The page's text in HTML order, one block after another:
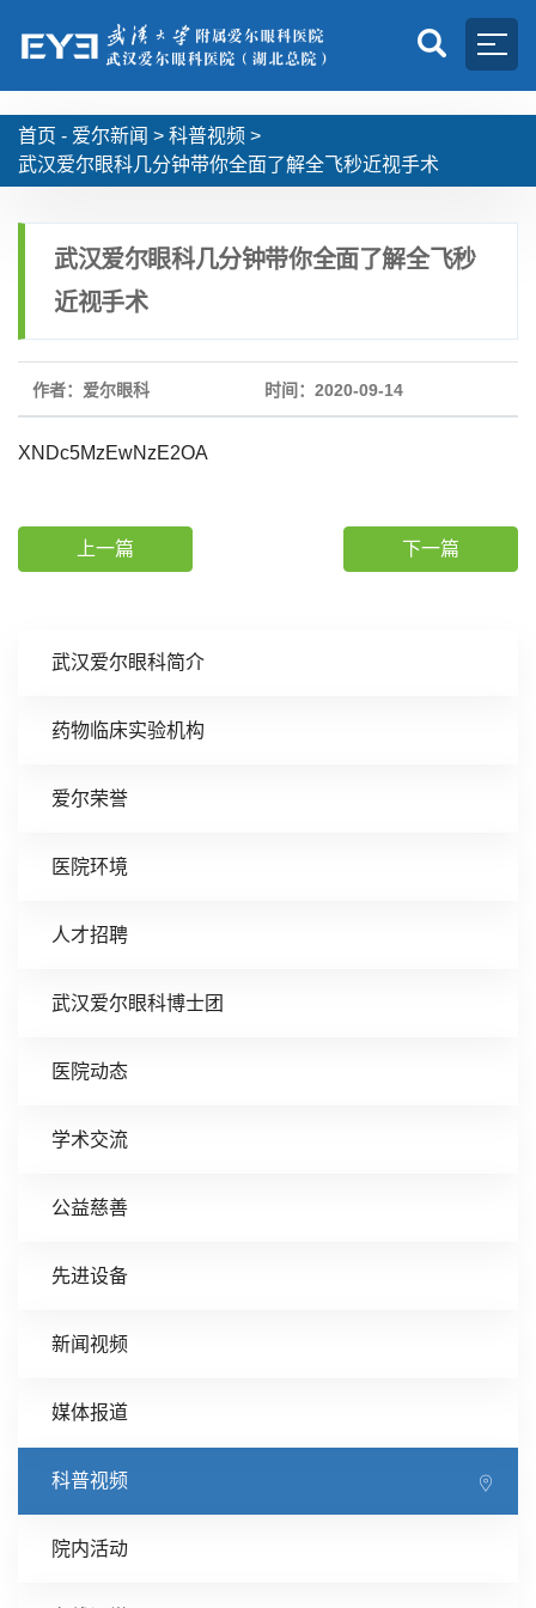
首页 - 爱尔新闻 > 科普视频 >
武汉爱尔眼科几分钟带你全面了解全飞秒近视手术
武汉爱尔眼科简介
药物临床实验机构
爱尔荣誉
医院环境
人才招聘
武汉爱尔眼科博士团
医院动态
学术交流
公益慈善
先进设备
新闻视频
媒体报道
科普视频
院内活动
武汉爱尔眼科几分钟带你全面了解全飞秒
近视手术
作者：爱尔眼科 时间：2020-09-14
XNDc5MzEwNzE2OA
上一篇 下一篇